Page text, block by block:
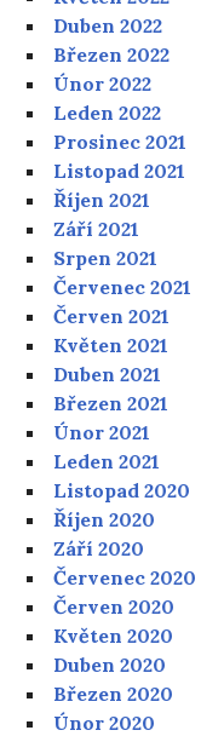
Duben 2022
Březen 2022
Únor 2022
Leden 2022
Prosinec 2021
Listopad 2021
Říjen 2021
Září 2021
Srpen 2021
Červenec 2021
Červen 2021
Květen 2021
Duben 2021
Březen 2021
Únor 2021
Leden 2021
Listopad 2020
Říjen 2020
Září 2020
Červenec 2020
Červen 2020
Květen 2020
Duben 2020
Březen 2020
Únor 2020